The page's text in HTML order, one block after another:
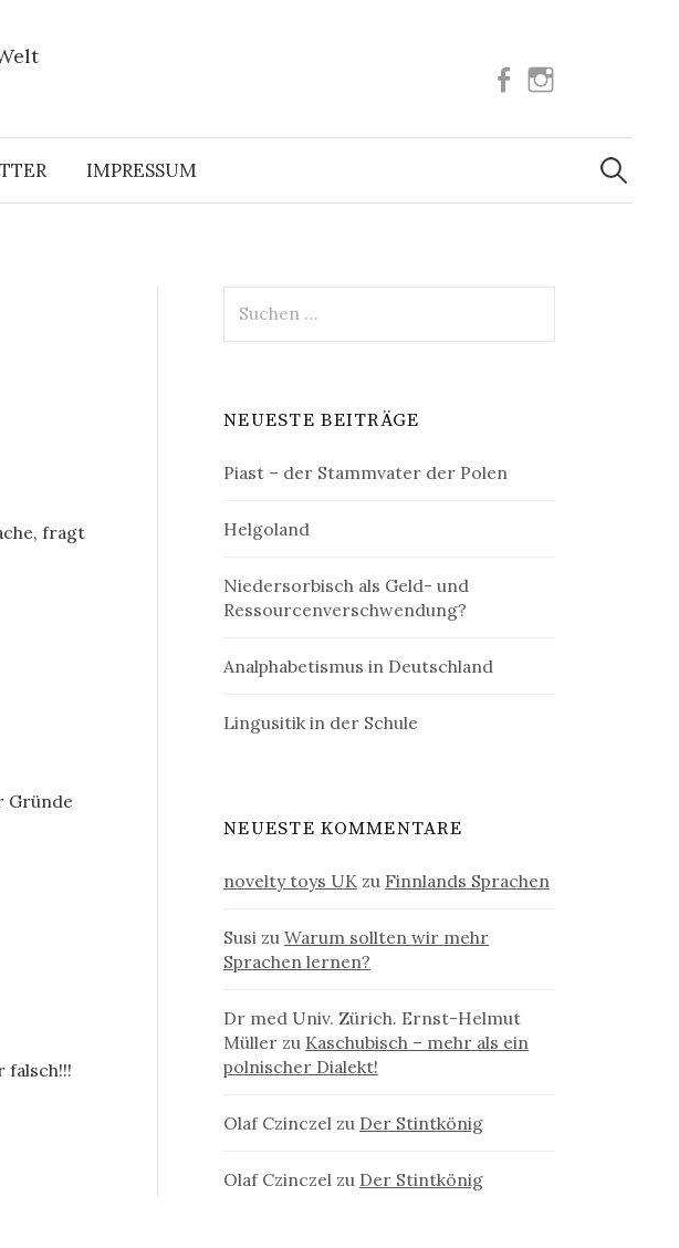
Facebook
IMPRESSUM
Suchen
nach:
fragt
Gründe
falsch!!!
nach:
NEUESTE BEITRÄGE
Piast – der Stammvater der Polen
Helgoland
Niedersorbisch als Geld- und
Ressourcenverschwendung?
Analphabetismus in Deutschland
Lingusitik in der Schule
NEUESTE KOMMENTARE
novelty toys UK zu Finnlands Sprachen
Susi zuWarum sollten wir mehr
Sprachen lernen?
Dr med Univ. Zürich. Ernst-Helmut
Müller zu Kaschubisch – mehr als ein
polnischer Dialekt!
Olaf Czinczel zu Der Stintkönig
Olaf Czinczel zu Der Stintkönig